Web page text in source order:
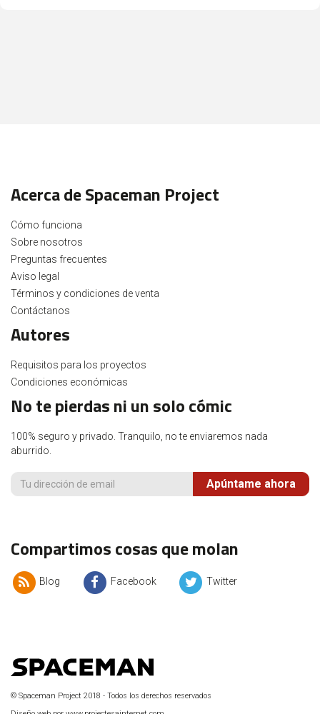
Acerca de Spaceman Project
Cómo funciona
Sobre nosotros
Preguntas frecuentes
Aviso legal
Términos y condiciones de venta
Contáctanos
Autores
Requisitos para los proyectos
Condiciones económicas
No te pierdas ni un solo cómic
100% seguro y privado. Tranquilo, no te enviaremos nada
aburrido.
Apúntame ahora
Compartimos cosas que molan
Blog Facebook Twitter
© Spaceman Project 2018 - Todos los derechos reservados